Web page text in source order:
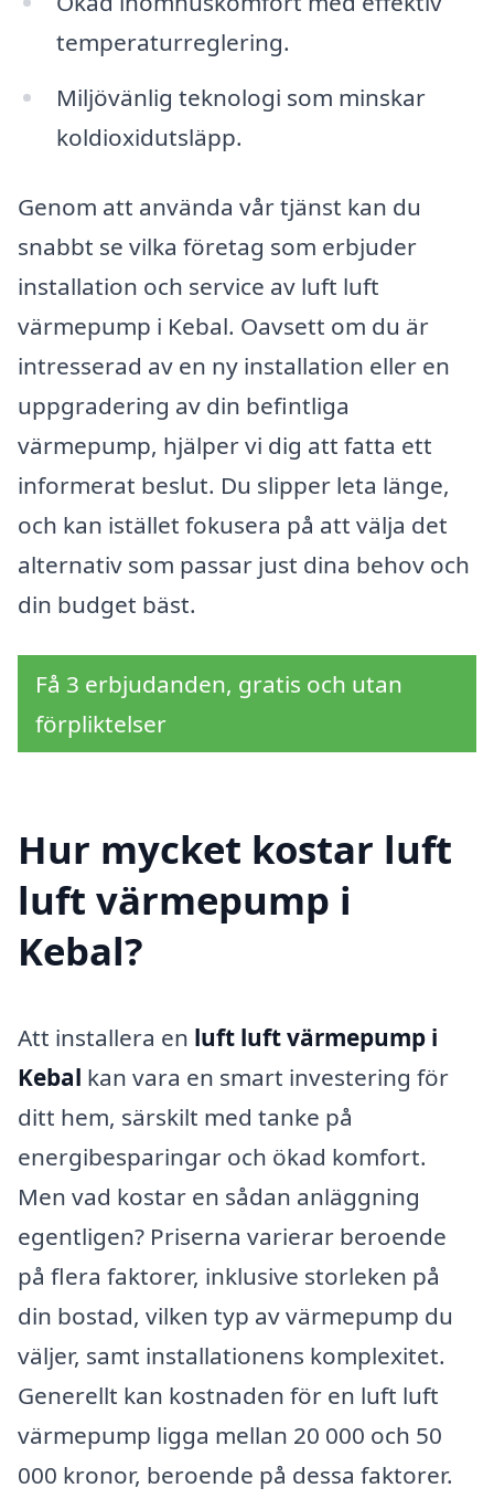
temperaturreglering.
Miljövänlig teknologi som minskar
koldioxidutsläpp.
Genom att använda vår tjänst kan du
snabbt se vilka företag som erbjuder
installation och service av luft luft
värmepump i Kebal. Oavsett om du är
intresserad av en ny installation eller en
uppgradering av din befintliga
värmepump, hjälper vi dig att fatta ett
informerat beslut. Du slipper leta länge,
och kan istället fokusera på att välja det
alternativ som passar just dina behov och
din budget bäst.
Få 3 erbjudanden, gratis och utan
förpliktelser
Hur mycket kostar luft
luft värmepump i
Kebal?
Att installera en luft luft värmepump i
Kebal kan vara en smart investering för
ditt hem, särskilt med tanke på
energibesparingar och ökad komfort.
Men vad kostar en sådan anläggning
egentligen? Priserna varierar beroende
på flera faktorer, inklusive storleken på
din bostad, vilken typ av värmepump du
väljer, samt installationens komplexitet.
Generellt kan kostnaden för en luft luft
värmepump ligga mellan 20 000 och 50
000 kronor, beroende på dessa faktorer.